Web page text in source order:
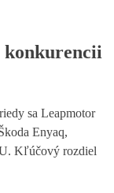
konkurencii
sa Leapmotor
Enyaq,
Kľúčový rozdiel